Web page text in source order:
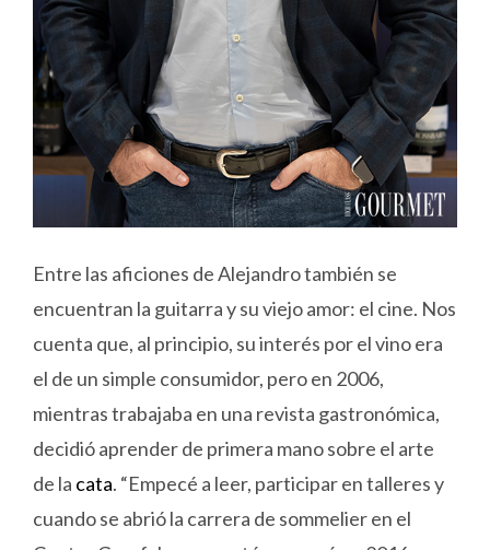
Entre las aficiones de Alejandro también se
encuentran la guitarra y su viejo amor: el cine. Nos
cuenta que, al principio, su interés por el vino era
el de un simple consumidor, pero en 2006,
mientras trabajaba en una revista gastronómica,
decidió aprender de primera mano sobre el arte
de la cata. “Empecé a leer, participar en talleres y
cuando se abrió la carrera de sommelier en el